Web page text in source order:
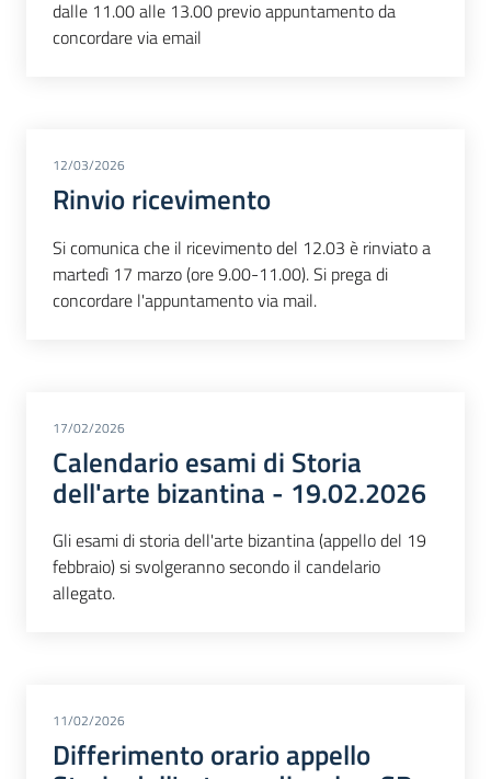
dalle 11.00 alle 13.00 previo appuntamento da
concordare via email
12/03/2026
Rinvio ricevimento
Si comunica che il ricevimento del 12.03 è rinviato a
martedì 17 marzo (ore 9.00-11.00). Si prega di
concordare l'appuntamento via mail.
17/02/2026
Calendario esami di Storia
dell'arte bizantina - 19.02.2026
Gli esami di storia dell'arte bizantina (appello del 19
febbraio) si svolgeranno secondo il candelario
allegato.
11/02/2026
Differimento orario appello